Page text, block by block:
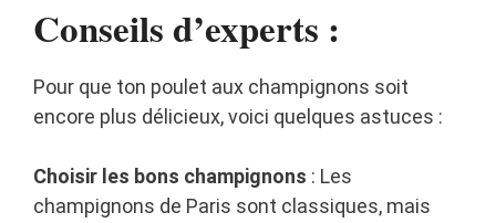
Conseils d’experts :
Pour que ton poulet aux champignons soit
encore plus délicieux, voici quelques astuces :
Choisir les bons champignons : Les
champignons de Paris sont classiques, mais